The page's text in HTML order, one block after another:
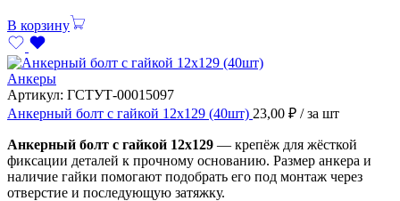
В корзину
Анкеры
Артикул: ГСТУТ-00015097
Анкерный болт с гайкой 12х129 (40шт) 23,00 ₽ / за шт
Анкерный болт с гайкой 12х129 — крепёж для жёсткой
фиксации деталей к прочному основанию. Размер анкера и
наличие гайки помогают подобрать его под монтаж через
отверстие и последующую затяжку.